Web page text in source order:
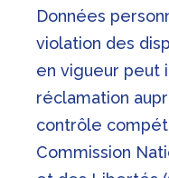
Données
violation des
en vigueur peut
réclamation
contrôle
Commission